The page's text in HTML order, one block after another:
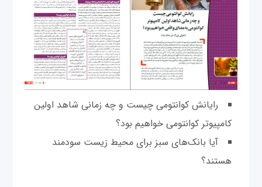
رایانش کوانتومی چیست و چه زمانی شاهد اولین
کامپیوتر کوانتومی خواهیم بود؟
آیا بانک‌‌های سبز برای محیط زیست سودمند
هستند؟